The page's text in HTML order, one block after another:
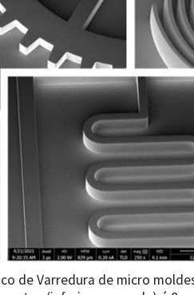
de Varredura de micro